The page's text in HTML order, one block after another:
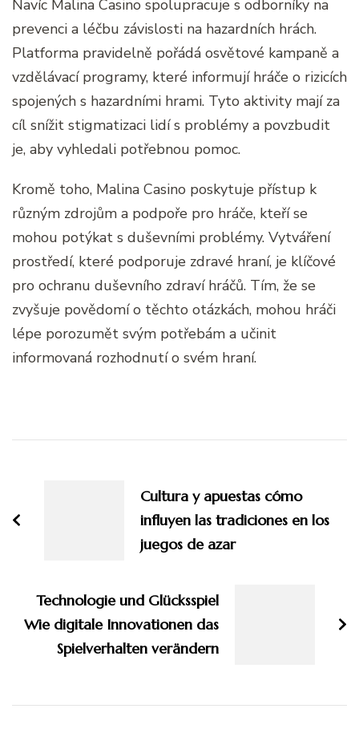
Navíc Malina Casino spolupracuje s odborníky na
prevenci a léčbu závislosti na hazardních hrách.
Platforma pravidelně pořádá osvětové kampaně a
vzdělávací programy, které informují hráče o rizicích
spojených s hazardními hrami. Tyto aktivity mají za
cíl snížit stigmatizaci lidí s problémy a povzbudit
je, aby vyhledali potřebnou pomoc.
Kromě toho, Malina Casino poskytuje přístup k
různým zdrojům a podpoře pro hráče, kteří se
mohou potýkat s duševními problémy. Vytváření
prostředí, které podporuje zdravé hraní, je klíčové
pro ochranu duševního zdraví hráčů. Tím, že se
zvyšuje povědomí o těchto otázkách, mohou hráči
lépe porozumět svým potřebám a učinit
informovaná rozhodnutí o svém hraní.
NavigationCultura y apuestas cómo
influyen las tradiciones en los
juegos de azar
Technologie und Glücksspiel
Wie digitale Innovationen das
Spielverhalten verändern